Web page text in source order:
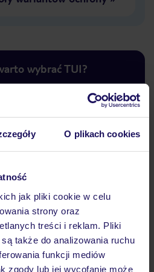
O plikach cookies
jak pliki cookie w celu
strony oraz
treści i reklam. Pliki
także do analizowania ruchu
funkcji mediów
zgody lub jej wycofanie może
wybrać TUI?
Największe biuro
30 lat w